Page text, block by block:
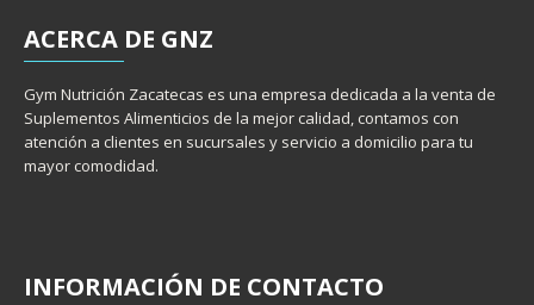
ACERCA DE GNZ
Gym Nutrición Zacatecas es una empresa dedicada a la venta de
Suplementos Alimenticios de la mejor calidad, contamos con
atención a clientes en sucursales y servicio a domicilio para tu
mayor comodidad.
INFORMACIÓN DE CONTACTO